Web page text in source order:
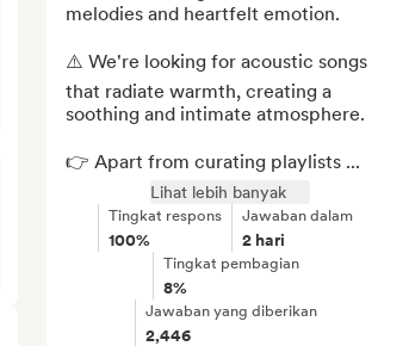
melodies and heartfelt emotion.
⚠️ We're looking for acoustic songs
that radiate warmth, creating a
soothing and intimate atmosphere.
👉 Apart from curating playlists ...
Lihat lebih banyak
Tingkat respons
100%
Jawaban dalam
2 hari
Tingkat pembagian
8%
Jawaban yang diberikan
2,446